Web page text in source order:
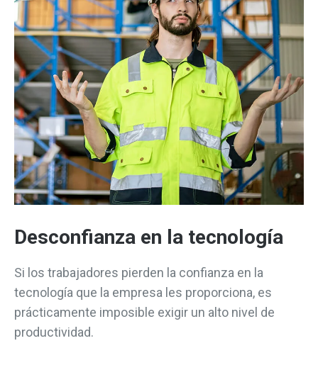
Desconfianza en la tecnología
Si los trabajadores pierden la confianza en la
tecnología que la empresa les proporciona, es
prácticamente imposible exigir un alto nivel de
productividad.